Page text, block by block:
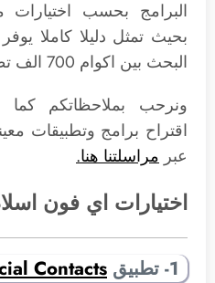
البرامج بحسب
بحيث تمثل دليلا كاملا
البحث بين اكوام 700 الف تطبيق او يزيد!
ونرحب بملاحظاتكم
اقتراح برامج وتطبيقات
عبر مراسلتنا هنا.
اختيارات اي فون
1- تطبيق Contacts